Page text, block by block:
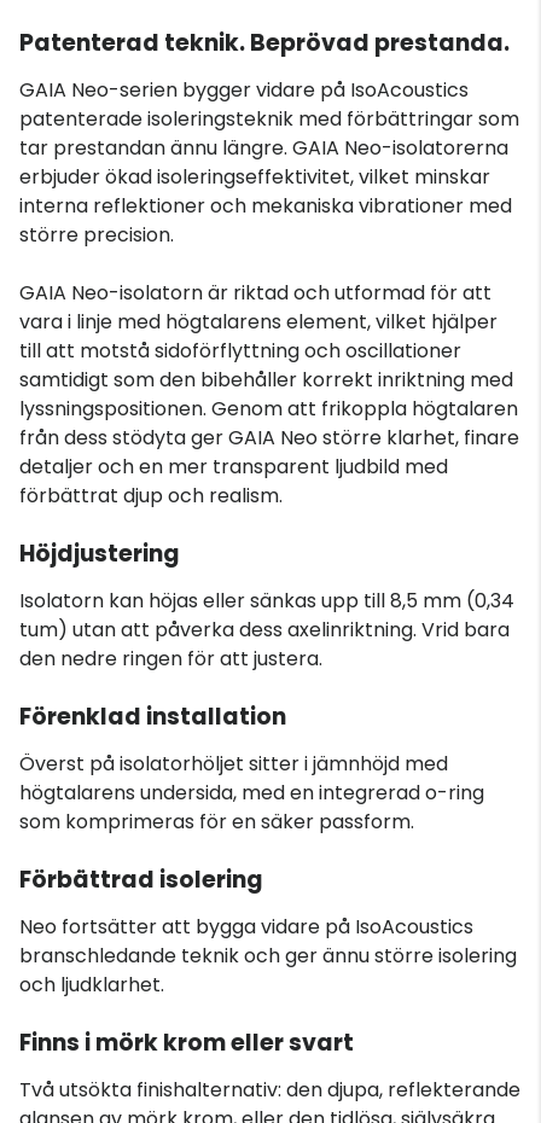
Patenterad teknik. Beprövad prestanda.
GAIA Neo-serien bygger vidare på IsoAcoustics
patenterade isoleringsteknik med förbättringar som
tar prestandan ännu längre. GAIA Neo-isolatorerna
erbjuder ökad isoleringseffektivitet, vilket minskar
interna reflektioner och mekaniska vibrationer med
större precision.
GAIA Neo-isolatorn är riktad och utformad för att
vara i linje med högtalarens element, vilket hjälper
till att motstå sidoförflyttning och oscillationer
samtidigt som den bibehåller korrekt inriktning med
lyssningspositionen. Genom att frikoppla högtalaren
från dess stödyta ger GAIA Neo större klarhet, finare
detaljer och en mer transparent ljudbild med
förbättrat djup och realism.
Höjdjustering
Isolatorn kan höjas eller sänkas upp till 8,5 mm (0,34
tum) utan att påverka dess axelinriktning. Vrid bara
den nedre ringen för att justera.
Förenklad installation
Överst på isolatorhöljet sitter i jämnhöjd med
högtalarens undersida, med en integrerad o-ring
som komprimeras för en säker passform.
Förbättrad isolering
Neo fortsätter att bygga vidare på IsoAcoustics
branschledande teknik och ger ännu större isolering
och ljudklarhet.
Finns i mörk krom eller svart
Två utsökta finishalternativ: den djupa, reflekterande